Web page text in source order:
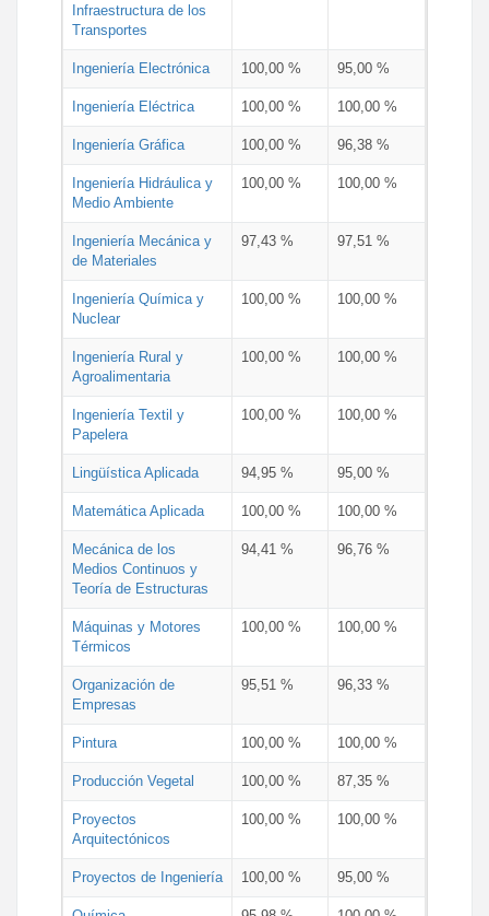
Infraestructura de los
Transportes
Ingeniería Electrónica 100,00 % 95,00 %
Ingeniería Eléctrica 100,00 % 100,00 %
Ingeniería Gráfica 100,00 % 96,38 %
Ingeniería Hidráulica y
Medio Ambiente
100,00 % 100,00 %
Ingeniería Mecánica y
de Materiales
97,43 % 97,51 %
Ingeniería Química y
Nuclear
100,00 % 100,00 %
Ingeniería Rural y
Agroalimentaria
100,00 % 100,00 %
Ingeniería Textil y
Papelera
100,00 % 100,00 %
Lingüística Aplicada 94,95 % 95,00 %
Matemática Aplicada 100,00 % 100,00 %
Mecánica de los
Medios Continuos y
Teoría de Estructuras
94,41 % 96,76 %
Máquinas y Motores
Térmicos
100,00 % 100,00 %
Organización de
Empresas
95,51 % 96,33 %
Pintura 100,00 % 100,00 %
Producción Vegetal 100,00 % 87,35 %
Proyectos
Arquitectónicos
100,00 % 100,00 %
Proyectos de Ingeniería 100,00 % 95,00 %